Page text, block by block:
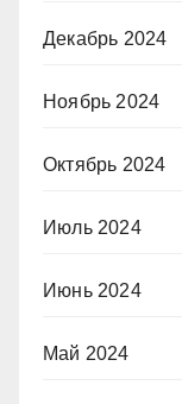
Декабрь 2024
Ноябрь 2024
Октябрь 2024
Июль 2024
Июнь 2024
Май 2024